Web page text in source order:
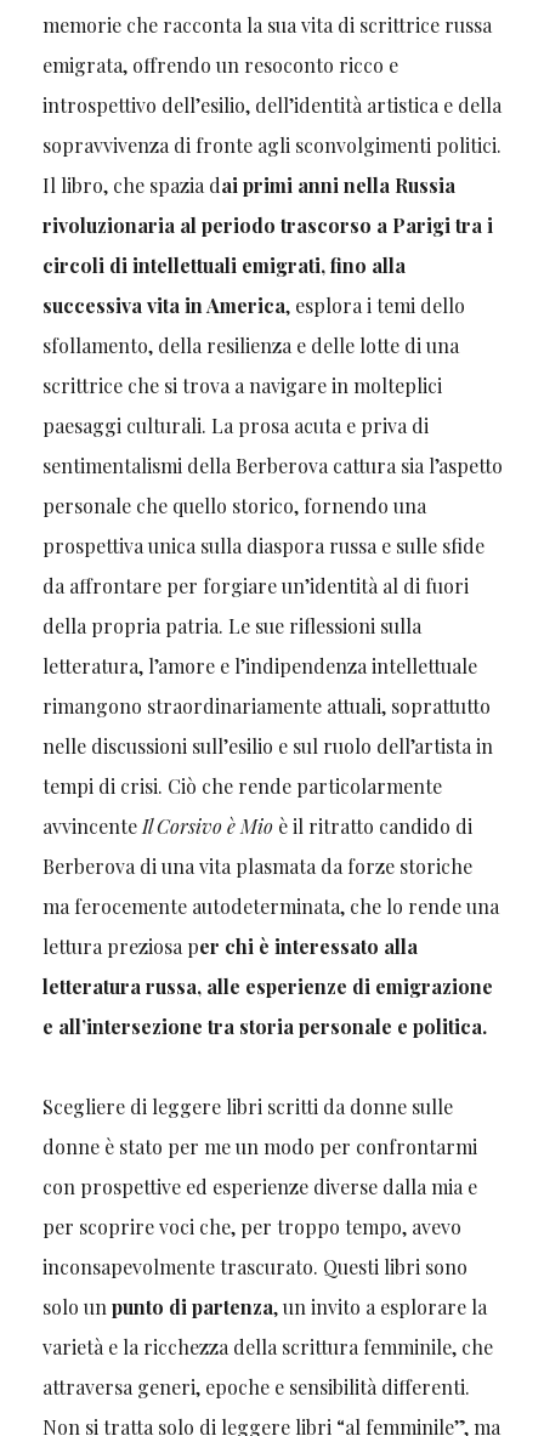
memorie che racconta la sua vita di scrittrice russa
emigrata, offrendo un resoconto ricco e
introspettivo dell’esilio, dell’identità artistica e della
sopravvivenza di fronte agli sconvolgimenti politici.
Il libro, che spazia dai primi anni nella Russia
rivoluzionaria al periodo trascorso a Parigi tra i
circoli di intellettuali emigrati, fino alla
successiva vita in America, esplora i temi dello
sfollamento, della resilienza e delle lotte di una
scrittrice che si trova a navigare in molteplici
paesaggi culturali. La prosa acuta e priva di
sentimentalismi della Berberova cattura sia l’aspetto
personale che quello storico, fornendo una
prospettiva unica sulla diaspora russa e sulle sfide
da affrontare per forgiare un’identità al di fuori
della propria patria. Le sue riflessioni sulla
letteratura, l’amore e l’indipendenza intellettuale
rimangono straordinariamente attuali, soprattutto
nelle discussioni sull’esilio e sul ruolo dell’artista in
tempi di crisi. Ciò che rende particolarmente
avvincenteIl Corsivo è Mioè il ritratto candido di
Berberova di una vita plasmata da forze storiche
ma ferocemente autodeterminata, che lo rende una
lettura preziosa per chi è interessato alla
letteratura russa, alle esperienze di emigrazione
e all’intersezione tra storia personale e politica.
Scegliere di leggere libri scritti da donne sulle
donne è stato per me un modo per confrontarmi
con prospettive ed esperienze diverse dalla mia e
per scoprire voci che, per troppo tempo, avevo
inconsapevolmente trascurato. Questi libri sono
solo unpunto di partenza, un invito a esplorare la
varietà e la ricchezza della scrittura femminile, che
attraversa generi, epoche e sensibilità differenti.
Non si tratta solo di leggere libri “al femminile”, ma